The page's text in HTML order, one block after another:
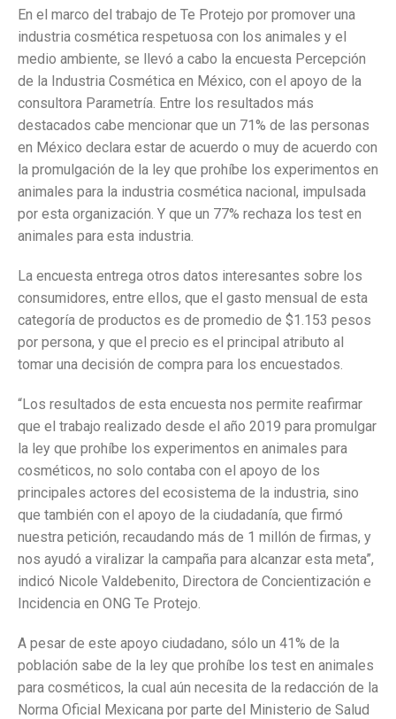
En el marco del trabajo de Te Protejo por promover una
industria cosmética respetuosa con los animales y el
medio ambiente, se llevó a cabo la encuesta Percepción
de la Industria Cosmética en México, con el apoyo de la
consultora Parametría. Entre los resultados más
destacados cabe mencionar que un 71% de las personas
en México declara estar de acuerdo o muy de acuerdo con
la promulgación de la ley que prohíbe los experimentos en
animales para la industria cosmética nacional, impulsada
por esta organización. Y que un 77% rechaza los test en
animales para esta industria.
La encuesta entrega otros datos interesantes sobre los
consumidores, entre ellos, que el gasto mensual de esta
categoría de productos es de promedio de $1.153 pesos
por persona, y que el precio es el principal atributo al
tomar una decisión de compra para los encuestados.
“Los resultados de esta encuesta nos permite reafirmar
que el trabajo realizado desde el año 2019 para promulgar
la ley que prohíbe los experimentos en animales para
cosméticos, no solo contaba con el apoyo de los
principales actores del ecosistema de la industria, sino
que también con el apoyo de la ciudadanía, que firmó
nuestra petición, recaudando más de 1 millón de firmas, y
nos ayudó a viralizar la campaña para alcanzar esta meta”,
indicó Nicole Valdebenito, Directora de Concientización e
Incidencia en ONG Te Protejo.
A pesar de este apoyo ciudadano, sólo un 41% de la
población sabe de la ley que prohíbe los test en animales
para cosméticos, la cual aún necesita de la redacción de la
Norma Oficial Mexicana por parte del Ministerio de Salud